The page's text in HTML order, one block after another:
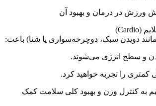
دویدن سبک، دوچرخه‌سواری یا شنا) باعث:
و سطح انرژی می‌شوند.
را تجربه خواهید کرد.
به کنترل وزن و بهبود کلی سلامت کمک